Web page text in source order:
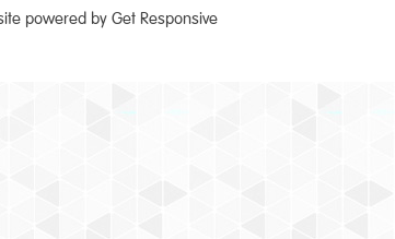
powered by Get Responsive